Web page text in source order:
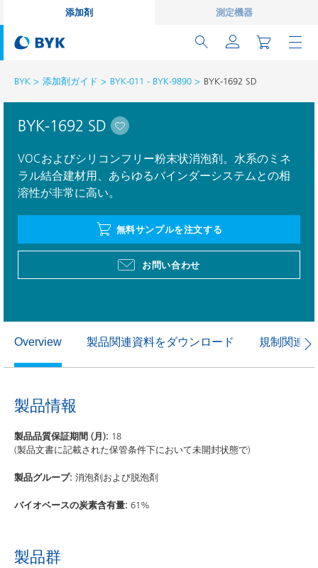
添加剤 測定機器
BYK 添加剤ガイド BYK-011 - BYK-9890 BYK-1692 SD
BYK-1692 SD
VOCおよびシリコンフリー粉末状消泡剤。水系のミネ
ラル結合建材用、あらゆるバインダーシステムとの相
溶性が非常に高い。
無料サンプルを注文する
お問い合わせ
Overview 製品関連資料をダウンロード 規制関連
製品情報
製品品質保証期間 (月): 18
(製品文書に記載された保管条件下において未開封状態で)
製品グループ: 消泡剤および脱泡剤
バイオベースの炭素含有量: 61%
製品群